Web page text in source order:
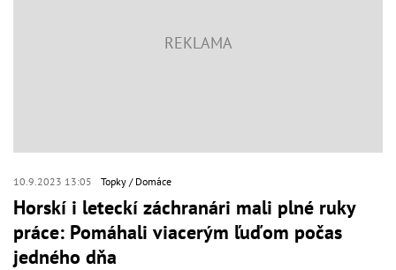
10.9.2023 13:05 Topky Domáce
Horskí i leteckí záchranári mali plné ruky
práce: Pomáhali viacerým ľuďom počas
jedného dňa